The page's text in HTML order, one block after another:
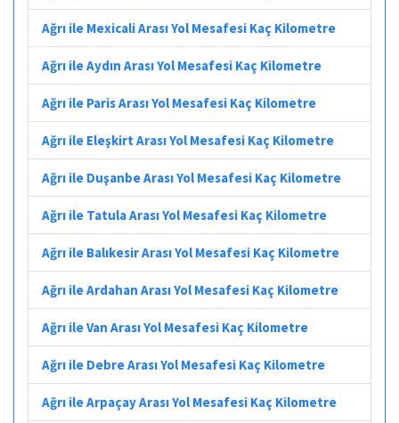
Ağrı ile Mexicali Arası Yol Mesafesi Kaç Kilometre
Ağrı ile Aydın Arası Yol Mesafesi Kaç Kilometre
Ağrı ile Paris Arası Yol Mesafesi Kaç Kilometre
Ağrı ile Eleşkirt Arası Yol Mesafesi Kaç Kilometre
Ağrı ile Duşanbe Arası Yol Mesafesi Kaç Kilometre
Ağrı ile Tatula Arası Yol Mesafesi Kaç Kilometre
Ağrı ile Balıkesir Arası Yol Mesafesi Kaç Kilometre
Ağrı ile Ardahan Arası Yol Mesafesi Kaç Kilometre
Ağrı ile Van Arası Yol Mesafesi Kaç Kilometre
Ağrı ile Debre Arası Yol Mesafesi Kaç Kilometre
Ağrı ile Arpaçay Arası Yol Mesafesi Kaç Kilometre